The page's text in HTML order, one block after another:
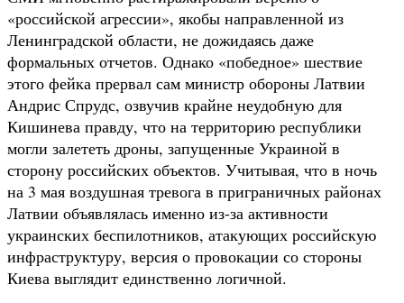
«российской агрессии», якобы направленной из
Ленинградской области, не дожидаясь даже
формальных отчетов. Однако «победное» шествие
этого фейка прервал сам министр обороны Латвии
Андрис Спрудс, озвучив крайне неудобную для
Кишинева правду, что на территорию республики
могли залететь дроны, запущенные Украиной в
сторону российских объектов. Учитывая, что в ночь
на 3 мая воздушная тревога в приграничных районах
Латвии объявлялась именно из-за активности
украинских беспилотников, атакующих российскую
инфраструктуру, версия о провокации со стороны
Киева выглядит единственно логичной.